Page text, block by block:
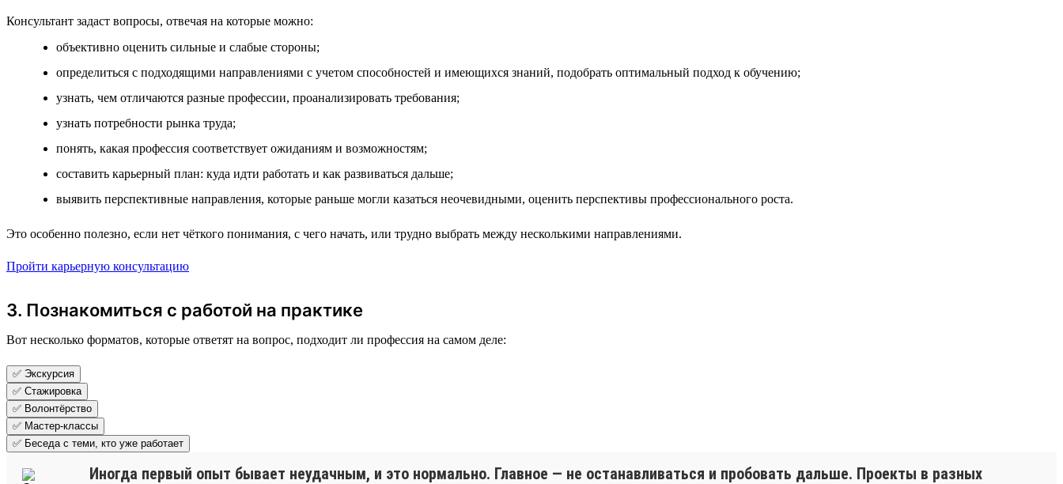
Консультант задаст вопросы, отвечая на которые можно:
объективно оценить сильные и слабые стороны;
определиться с подходящими направлениями с учетом способностей и имеющихся знаний, подобрать оптимальный подход к обучению;
узнать, чем отличаются разные профессии, проанализировать требования;
узнать потребности рынка труда;
понять, какая профессия соответствует ожиданиям и возможностям;
составить карьерный план: куда идти работать и как развиваться дальше;
выявить перспективные направления, которые раньше могли казаться неочевидными, оценить перспективы профессионального роста.
Это особенно полезно, если нет чёткого понимания, с чего начать, или трудно выбрать между несколькими направлениями.
Пройти карьерную консультацию
3. Познакомиться с работой на практике
Вот несколько форматов, которые ответят на вопрос, подходит ли профессия на самом деле:
✅ Экскурсия
✅ Стажировка
✅ Волонтёрство
✅ Мастер-классы
✅ Беседа с теми, кто уже работает
Иногда первый опыт бывает неудачным, и это нормально. Главное — не останавливаться и пробовать дальше. Проекты в разных